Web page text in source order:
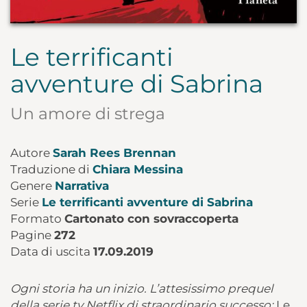
Le terrificanti
avventure di Sabrina
Un amore di strega
Autore Sarah Rees Brennan
Traduzione di Chiara Messina
Genere Narrativa
Serie Le terrificanti avventure di Sabrina
Formato Cartonato con sovraccoperta
Pagine 272
Data di uscita 17.09.2019
Ogni storia ha un inizio. L’attesissimo prequel